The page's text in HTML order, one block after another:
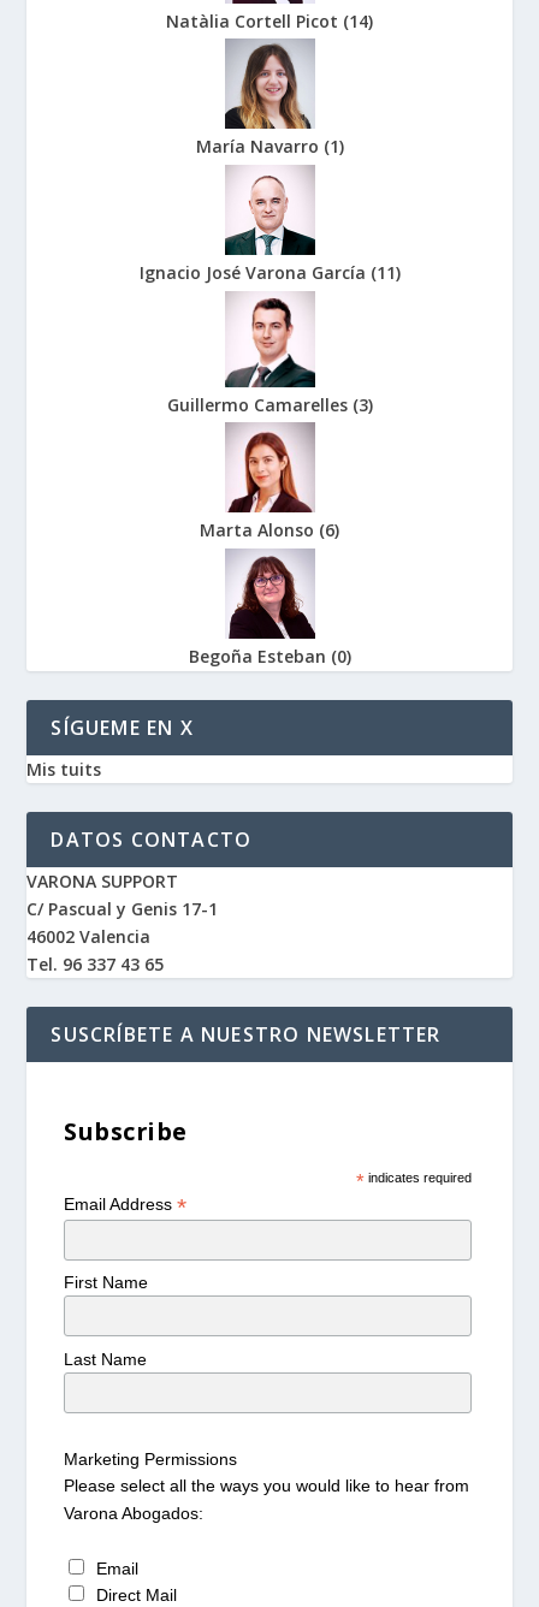
Natàlia Cortell Picot (14)
María Navarro (1)
Ignacio José Varona García (11)
Guillermo Camarelles (3)
Marta Alonso (6)
Begoña Esteban (0)
SÍGUEME EN X
Mis tuits
DATOS CONTACTO
VARONA SUPPORT
C/ Pascual y Genis 17-1
46002 Valencia
Tel. 96 337 43 65
SUSCRÍBETE A NUESTRO NEWSLETTER
Subscribe
*indicates required
Email Address*
First Name
Last Name
Marketing Permissions
Please select all the ways you would like to hear from
Varona Abogados:
Email
Direct Mail